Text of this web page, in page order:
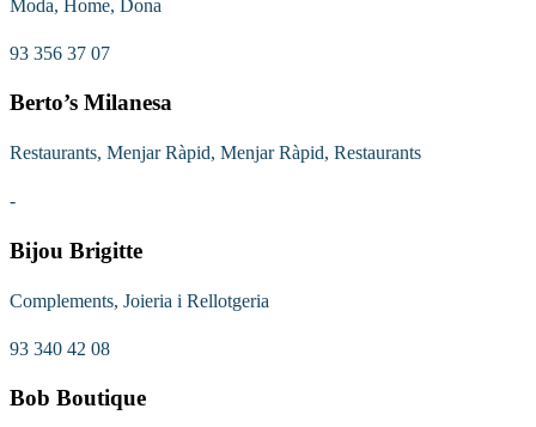
Moda, Home, Dona
93 356 37 07
Berto’s Milanesa
Restaurants, Menjar Ràpid, Menjar Ràpid, Restaurants
-
Bijou Brigitte
Complements, Joieria i Rellotgeria
93 340 42 08
Bob Boutique